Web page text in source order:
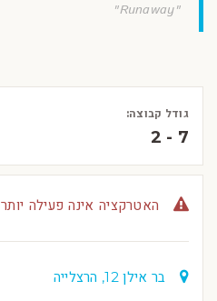
"Runaway"
גודל קבוצה:
2 - 7
האטרקציה אינה פעילה יותר
בר אילן 12, הרצלייה